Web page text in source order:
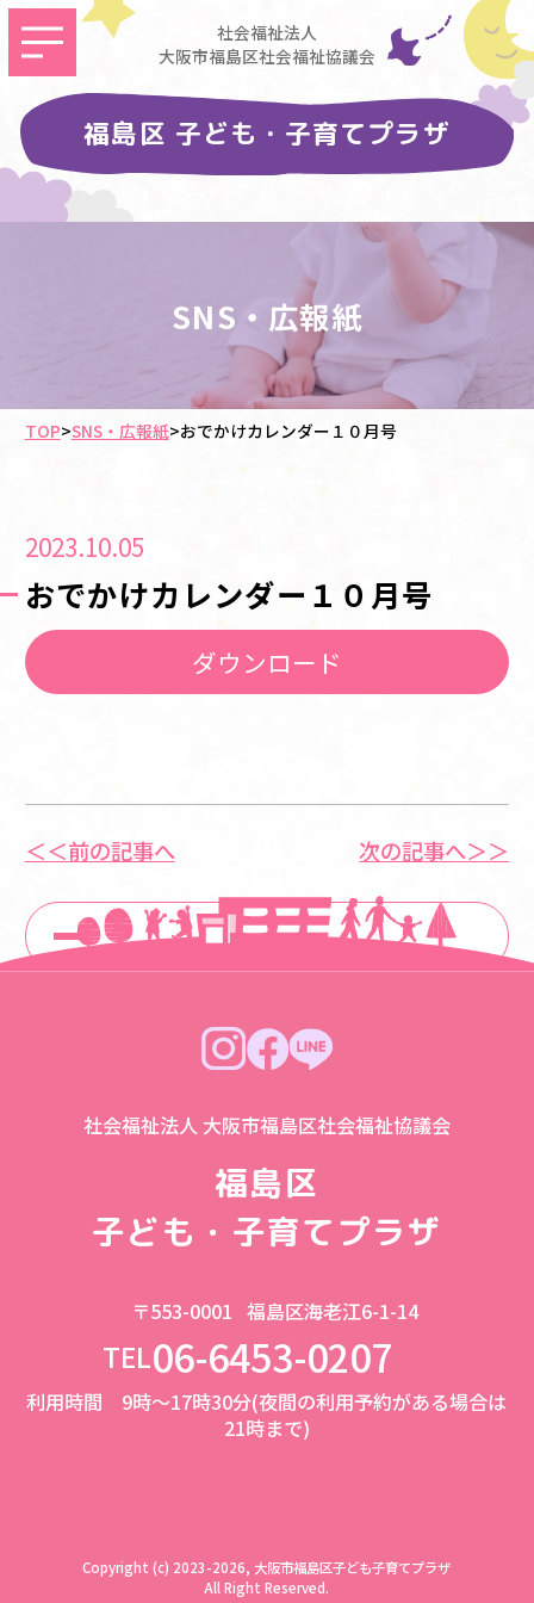
社会福祉法人
大阪市福島区社会福祉協議会
福島区 子ども・子育てプラザ
SNS・広報紙
TOP>SNS・広報紙>おでかけカレンダー１０月号
2023.10.05
おでかけカレンダー１０月号
ダウンロード
＜＜前の記事へ
一覧に戻る
次の記事へ＞＞
社会福祉法人 大阪市福島区社会福祉協議会
福島区
子ども・子育てプラザ
〒553-0001 福島区海老江6-1-14
TEL06-6453-0207
利用時間 9時～17時30分(夜間の利用予約がある場合は
21時まで)
Copyright (c) 2023-2026, 大阪市福島区子ども子育てプラザ
All Right Reserved.